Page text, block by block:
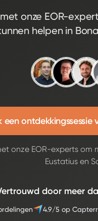
onze EOR-
helpen in
een
onze EOR-experts om
Eustatius en
door meer
4.9/5 op